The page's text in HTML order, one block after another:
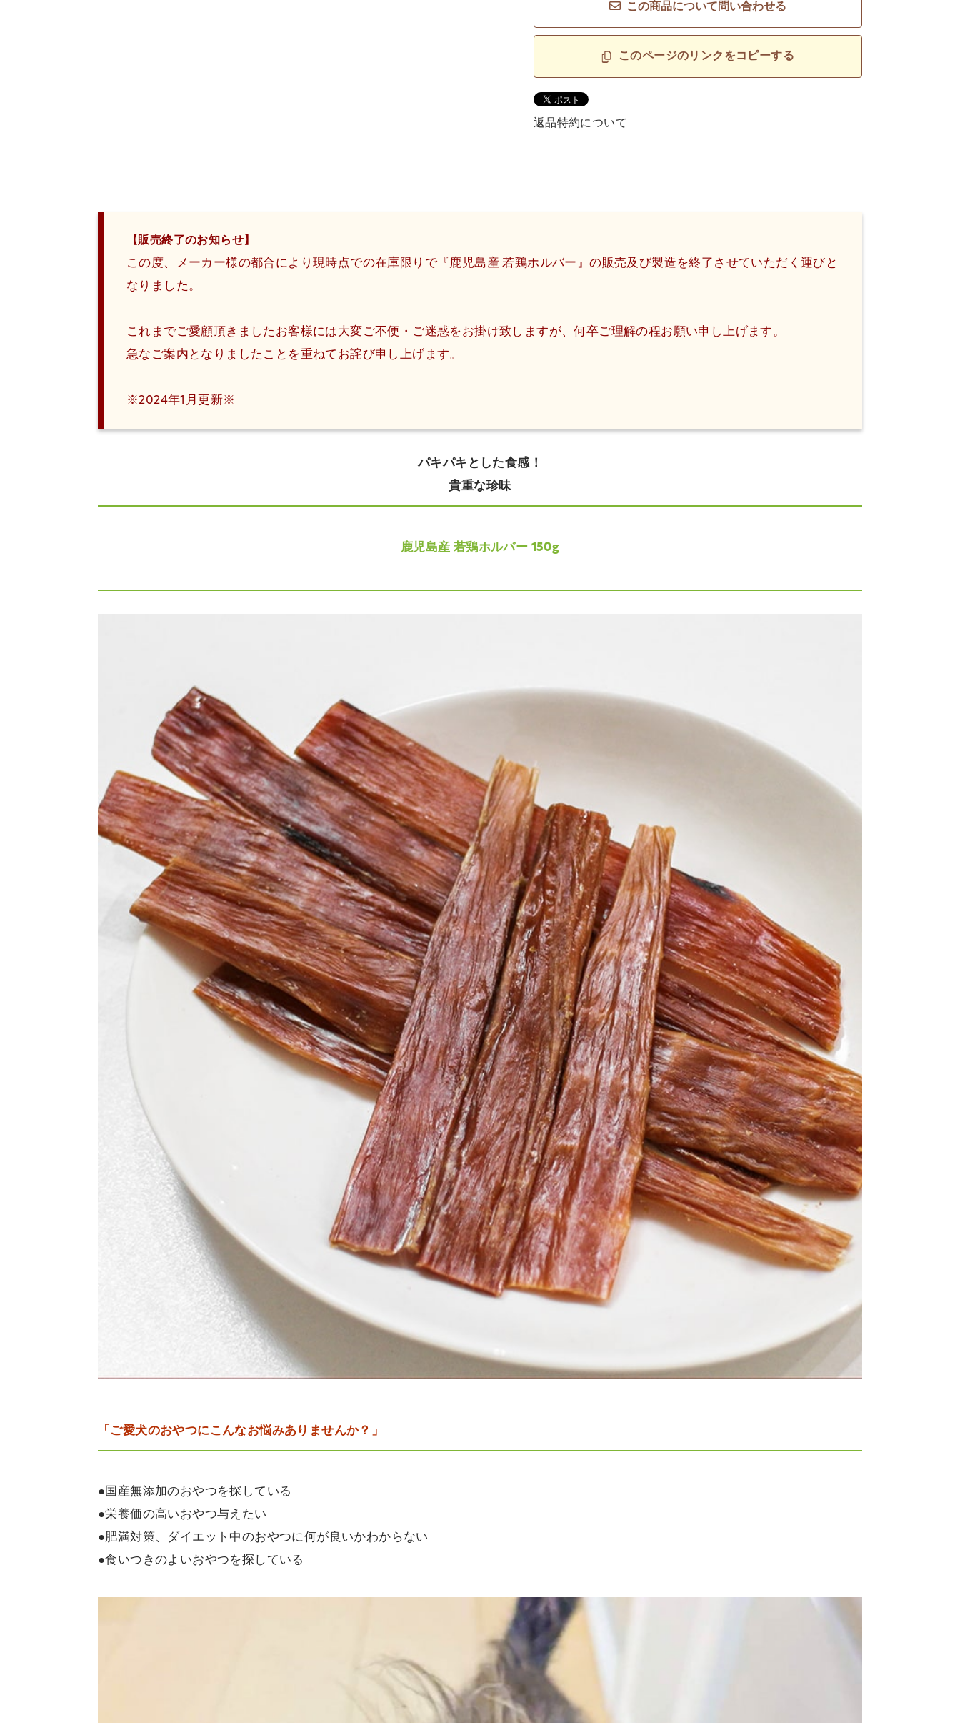
この商品について問い合わせる
このページのリンクをコピーする
返品特約について
【販売終了のお知らせ】
この度、メーカー様の都合により現時点での在庫限りで『鹿児島産 若鶏ホルバー』の販売及び製造を終了させていただく運びと
なりました。
これまでご愛顧頂きましたお客様には大変ご不便・ご迷惑をお掛け致しますが、何卒ご理解の程お願い申し上げます。
急なご案内となりましたことを重ねてお詫び申し上げます。
※2024年1月更新※
パキパキとした食感！
貴重な珍味
鹿児島産 若鶏ホルバー 150g
「ご愛犬のおやつにこんなお悩みありませんか？」
●国産無添加のおやつを探している
●栄養価の高いおやつ与えたい
●肥満対策、ダイエット中のおやつに何が良いかわからない
●食いつきのよいおやつを探している